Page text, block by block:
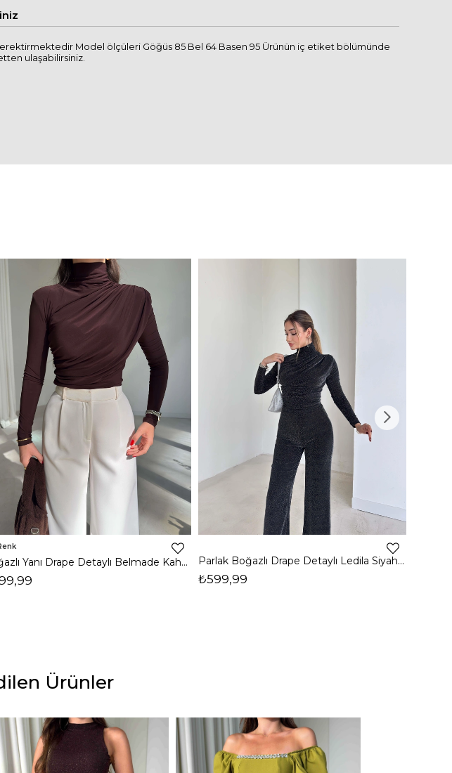
Model ölçüleri Göğüs 85 Bel 64 Basen 95 Ürünün iç etiket bölümünde
ulaşabilirsiniz.
Boğazlı Yanı Drape Detaylı Belmade Kahve Kadın Bluz 26K113 Parlak Boğazlı Drape Detaylı Ledila Siyah Kadın Bluz 26K150
₺599,99
Ürünler